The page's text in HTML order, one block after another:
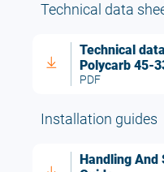
Technical data
Technical
Polycarb 45-
PDF
Installation guides
Handling